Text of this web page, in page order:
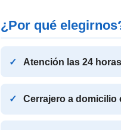
¿Por qué
Atención las 24
Cerrajero a domicilio